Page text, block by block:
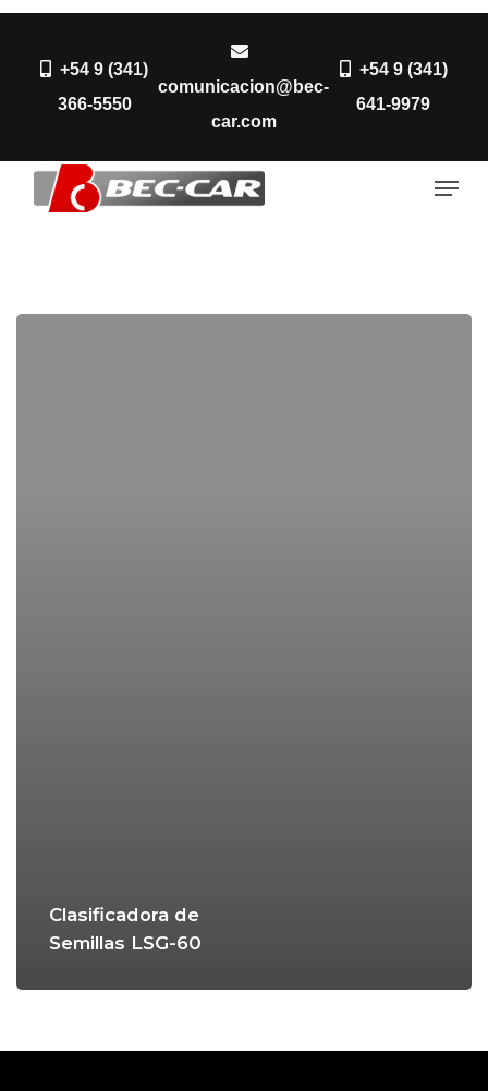
Skip
+54 9 (341)
366-5550
comunicacion@bec-
car.com
+54 9 (341)
641-9979
Clasificadora de
Semillas LSG-60
Close